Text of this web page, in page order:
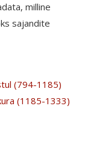
milline
sajandite
(794-1185)
(1185-1333)